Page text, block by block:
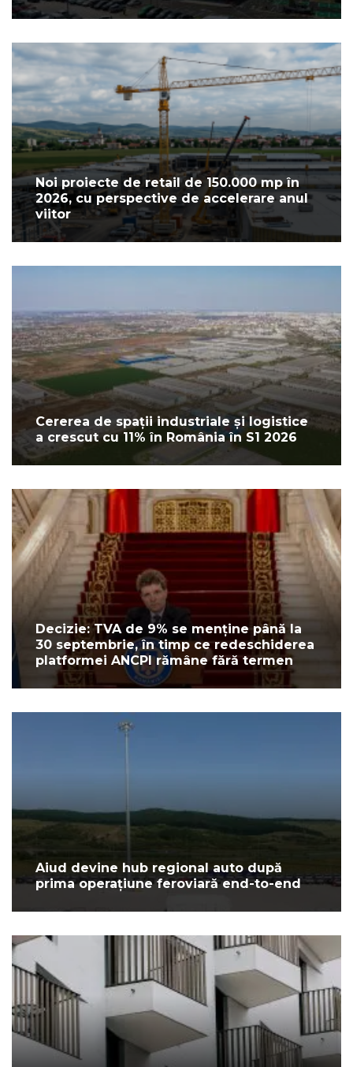
Noi proiecte de retail de 150.000 mp în
2026, cu perspective de accelerare anul
viitor
Cererea de spații industriale și logistice
a crescut cu 11% în România în S1 2026
Decizie: TVA de 9% se menține până la
30 septembrie, în timp ce redeschiderea
platformei ANCPI rămâne fără termen
Aiud devine hub regional auto după
prima operațiune feroviară end-to-end